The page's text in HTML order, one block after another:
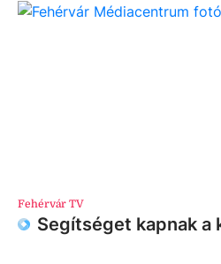
Fehérvár TV
Segítséget kapnak a